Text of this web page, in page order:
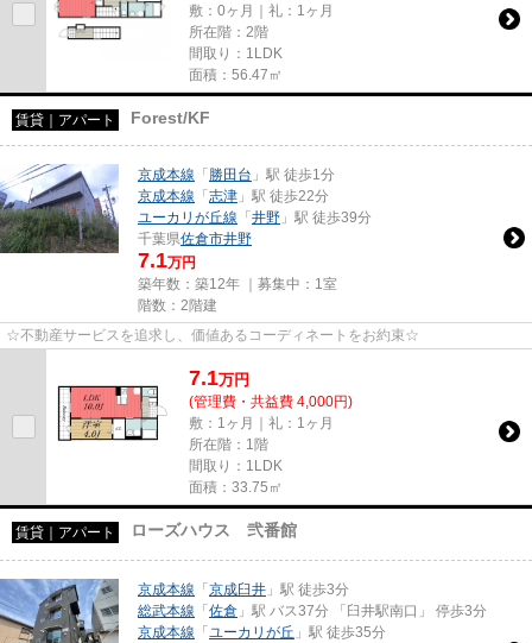
敷：0ヶ月｜礼：1ヶ月
所在階：2階
間取り：1LDK
面積：56.47㎡
賃貸｜アパート Forest/KF
京成本線 「 勝田台 」駅 徒歩1分
京成本線 「 志津 」駅 徒歩22分
ユーカリが丘線 「 井野 」駅 徒歩39分
千葉県佐倉市井野
7.1万円
築年数：築12年 ｜募集中： 1室
階数：2階建
☆不動産サービスを追求し、価値あるコーディネートをお約束☆
7.1万円
(管理費・共益費 4,000円)
敷：1ヶ月｜礼：1ヶ月
所在階：1階
間取り：1LDK
面積：33.75㎡
賃貸｜アパート ローズハウス 弐番館
京成本線 「 京成臼井 」駅 徒歩3分
総武本線 「 佐倉 」駅 バス37分 「臼井駅南口」 停歩3分
京成本線 「 ユーカリが丘 」駅 徒歩35分